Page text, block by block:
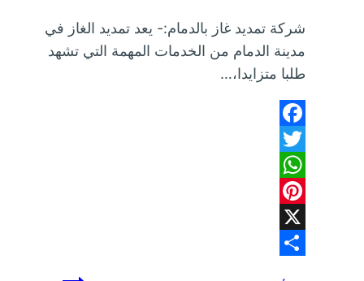
شركة تمديد غاز بالدمام:- يعد تمديد الغاز في
مدينة الدمام من الخدمات المهمة التي تشهد
طلبا متزايدا،…
Facebook
Twitter
WhatsApp
Pinterest
X